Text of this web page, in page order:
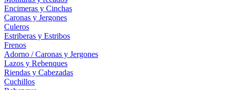
Encimeras y Cinchas
Caronas y Jergones
Culeros
Estriberas y Estribos
Frenos
Adorno / Caronas y Jergones
Lazos y Rebenques
Riendas y Cabezadas
Cuchillos